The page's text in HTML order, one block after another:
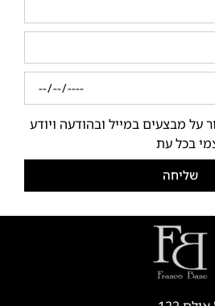
על מבצעים במייל ובהודעה ויודע
בכל עת
שליחה